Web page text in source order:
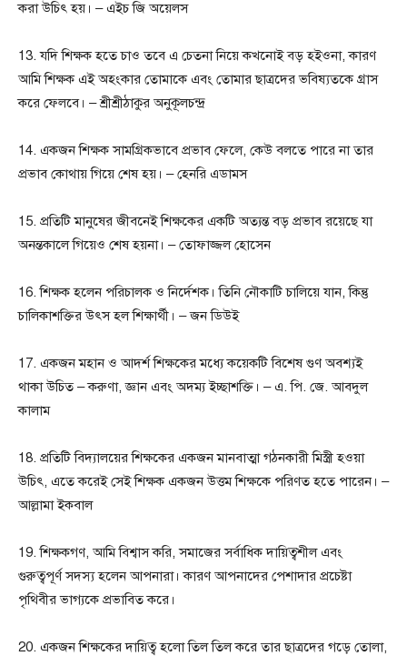
করা উচিৎ হয়। – এইচ জি অয়েলস
13. যদি শিক্ষক হতে চাও তবে এ চেতনা নিয়ে কখনোই বড় হইওনা, কারণ
আমি শিক্ষক এই অহংকার তোমাকে এবং তোমার ছাত্রদের ভবিষ্যতকে গ্রাস
করে ফেলবে। – শ্রীশ্রীঠাকুর অনুকূলচন্দ্র
14. একজন শিক্ষক সামগ্রিকভাবে প্রভাব ফেলে, কেউ বলতে পারে না তার
প্রভাব কোথায় গিয়ে শেষ হয়। – হেনরি এডামস
15. প্রতিটি মানুষের জীবনেই শিক্ষকের একটি অত্যন্ত বড় প্রভাব রয়েছে যা
অনন্তকালে গিয়েও শেষ হয়না। – তোফাজ্জল হোসেন
16. শিক্ষক হলেন পরিচালক ও নির্দেশক। তিনি নৌকাটি চালিয়ে যান, কিন্তু
চালিকাশক্তির উৎস হল শিক্ষার্থী। – জন ডিউই
17. একজন মহান ও আদর্শ শিক্ষকের মধ্যে কয়েকটি বিশেষ গুণ অবশ্যই
থাকা উচিত – করুণা, জ্ঞান এবং অদম্য ইচ্ছাশক্তি। – এ. পি. জে. আবদুল
কালাম
18. প্রতিটি বিদ্যালয়ের শিক্ষকের একজন মানবাত্মা গঠনকারী মিস্ত্রী হওয়া
উচিৎ, এতে করেই সেই শিক্ষক একজন উত্তম শিক্ষকে পরিণত হতে পারেন। –
আল্লামা ইকবাল
19. শিক্ষকগণ, আমি বিশ্বাস করি, সমাজের সর্বাধিক দায়িত্বশীল এবং
গুরুত্বপূর্ণ সদস্য হলেন আপনারা। কারণ আপনাদের পেশাদার প্রচেষ্টা
পৃথিবীর ভাগ্যকে প্রভাবিত করে।
20. একজন শিক্ষকের দায়িত্ব হলো তিল তিল করে তার ছাত্রদের গড়ে তোলা,